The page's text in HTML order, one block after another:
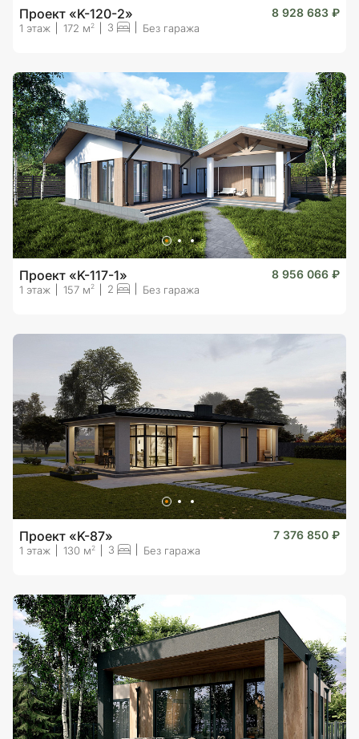
Проект «K-120-2» 8 928 683 ₽
1 этаж 172 м 2 3 Без гаража
Проект «K-117-1» 8 956 066 ₽
1 этаж 157 м2 2 Без гаража
Проект «K-87» 7 376 850 ₽
1 этаж 130 м 2 3 Без гаража